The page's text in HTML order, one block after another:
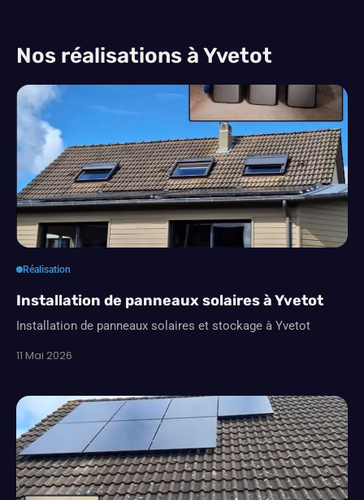
Nos réalisations à Yvetot
Réalisation
Installation de panneaux solaires à Yvetot
Installation de panneaux solaires et stockage à Yvetot
11 Mai 2026